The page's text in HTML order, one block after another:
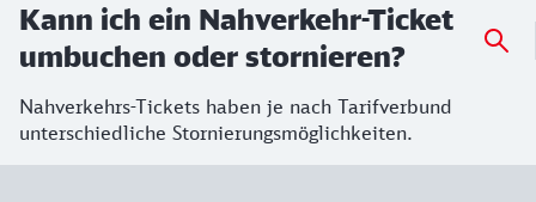
Kann ich ein Nahverkehr-Ticket
umbuchen oder stornieren?
Nahverkehrs-Tickets haben je nach Tarifverbund
unterschiedliche Stornierungsmöglichkeiten.